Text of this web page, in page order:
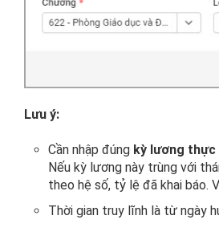
Lưu ý:
Cần nhập đúng kỳ lương
Nếu kỳ lương này trùng với
theo hệ số, tỷ lệ đã khai báo.
Thời gian truy lĩnh là từ ngày